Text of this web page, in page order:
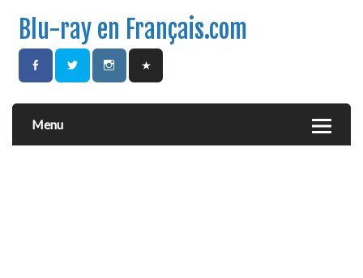
Blu-ray en Français.com
Menu